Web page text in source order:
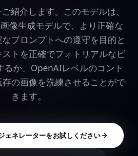
紹介します。このモデルは、
像生成モデルで、より正確な
プロンプトへの遵守を目的と
ストを正確でフォトリアルなビ
るか、OpenAIレベルのコント
の画像を洗練させることがで
きます。
ェネレーターをお試しください